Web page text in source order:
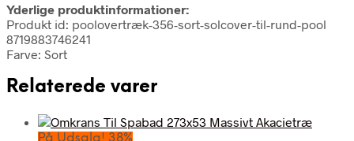
Yderlige produktinformationer:
Produkt id: poolovertræk-356-sort-solcover-til-rund-pool
8719883746241
Farve: Sort
Relaterede varer